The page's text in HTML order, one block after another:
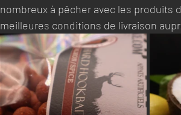
nombreux à pêcher avec les produits
meilleures conditions de livraison